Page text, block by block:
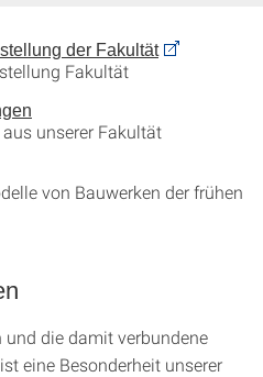
der Fakultät
Fakultät
unserer Fakultät
von Bauwerken der frühen
die damit verbundene
eine Besonderheit unserer